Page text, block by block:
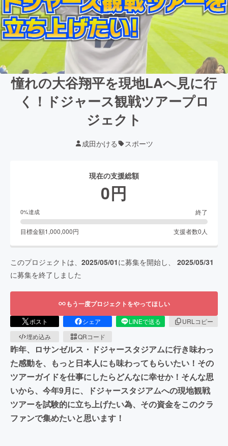
憧れの大谷翔平を現地LAへ見に行
く！ドジャース観戦ツアープロ
ジェクト
成田かける スポーツ
現在の支援総額
0円
0%達成 終了
目標金額1,000,000円 支援者数0 人
このプロジェクトは、 2025/05/01に募集を開始し、 2025/05/31
に募集を終了しました
もう一度プロジェクトをやってほしい
ポスト シェア LINEで送る
URLコピー
埋め込み
QRコード
昨年、ロサンゼルス・ドジャースタジアムに行き味わっ
た感動を、もっと日本人にも味わってもらいたい！その
ツアーガイドを仕事にしたらどんなに幸せか！そんな思
いから、今年9月に、ドジャースタジアムへの現地観戦
ツアーを試験的に立ち上げたい為、その資金をこのクラ
ファンで集めたいと思います！